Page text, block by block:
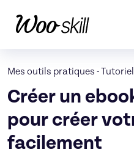
Mes outils pratiques -
Créer un
pour créer
facilement